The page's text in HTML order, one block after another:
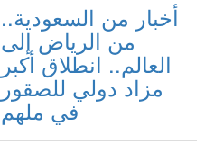
أخبار من السعودية..
من الرياض إلى
العالم.. انطلاق أكبر
مزاد دولي للصقور
في ملهم